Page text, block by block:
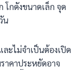
โกดังขนาดเล็ก จุด
น
ะไม่จำเป็นต้องเปิด
าคาประหยัดอาจ